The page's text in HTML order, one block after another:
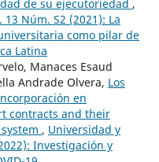
de su ejecutoriedad ,
Núm. S2 (2021): La
como pilar de
Latina
Manaces Esaud
Andrade Olvera, Los
en
contracts and their
, Universidad y
Investigación y